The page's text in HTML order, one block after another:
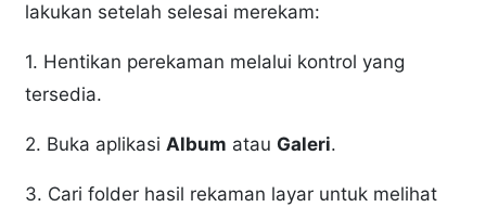
lakukan setelah selesai merekam:
1. Hentikan perekaman melalui kontrol yang
tersedia.
2. Buka aplikasiAlbum atau Galeri.
3. Cari folder hasil rekaman layar untuk melihat